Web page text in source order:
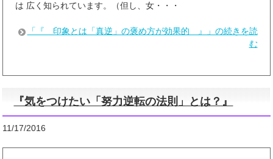
は 広く知られています。（但し、女・・・
「『 印象とは「真逆」の褒め方が効果的 』」の続きを読
む
『気をつけたい「努力逆転の法則」とは？』
11/17/2016